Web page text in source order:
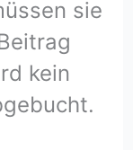
sie
kein